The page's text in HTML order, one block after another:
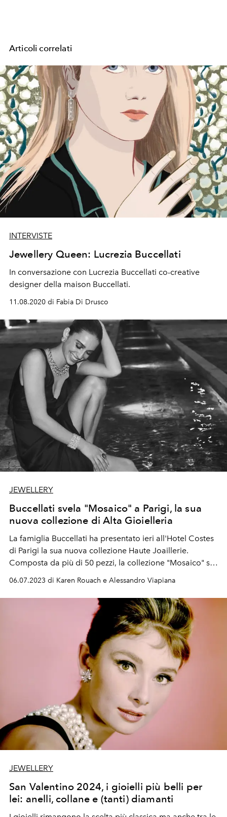
Articoli correlati
INTERVISTE
Jewellery Queen: Lucrezia Buccellati
In conversazione con Lucrezia Buccellati co-creative
designer della maison Buccellati.
11.08.2020 di Fabia Di Drusco
JEWELLERY
Buccellati svela "Mosaico" a Parigi, la sua
nuova collezione di Alta Gioielleria
La famiglia Buccellati ha presentato ieri all'Hotel Costes
di Parigi la sua nuova collezione Haute Joaillerie.
Composta da più di 50 pezzi, la collezione "Mosaico" si
sapientemente reinterpretati dal direttore creativo
Andrea Buccellati.
06.07.2023 di Karen Rouach e Alessandro Viapiana
JEWELLERY
San Valentino 2024, i gioielli più belli per
lei: anelli, collane e (tanti) diamanti